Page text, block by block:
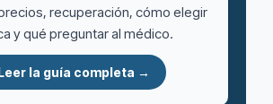
recuperación, cómo elegir
y qué preguntar al médico.
la guía completa →